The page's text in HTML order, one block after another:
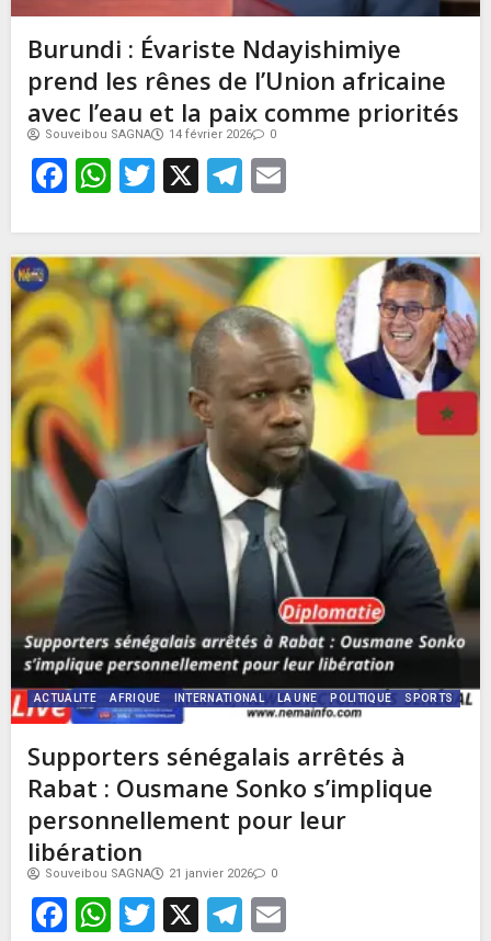
Burundi : Évariste Ndayishimiye
prend les rênes de l’Union africaine
avec l’eau et la paix comme priorités
Souveibou SAGNA 14 février 2026 0
Facebook
WhatsApp
Twitter
X Telegram
ACTUALITE AFRIQUE INTERNATIONAL LA UNE POLITIQUE SPORTS
Supporters sénégalais arrêtés à
Rabat : Ousmane Sonko s’implique
personnellement pour leur
libération
Souveibou SAGNA 21 janvier 2026 0
Facebook
WhatsApp
Twitter
X Telegram